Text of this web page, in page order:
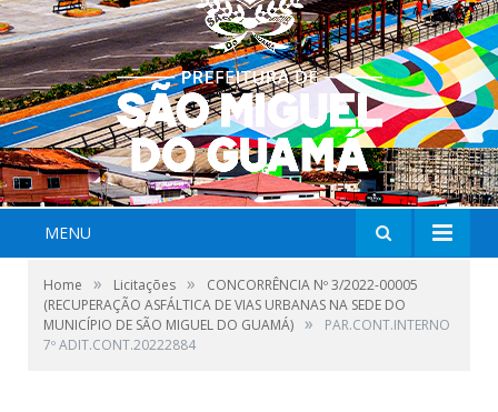
MENU
Home » Licitações »
CONCORRÊNCIA Nº 3/2022-00005
(RECUPERAÇÃO ASFÁLTICA DE VIAS URBANAS NA SEDE DO
MUNICÍPIO DE SÃO MIGUEL DO GUAMÁ) »
PAR.CONT.INTERNO
7º ADIT.CONT.20222884